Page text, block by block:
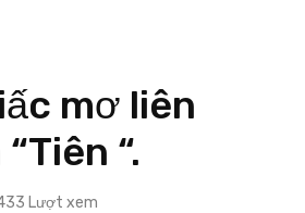
mơ liên
“.
Lượt xem